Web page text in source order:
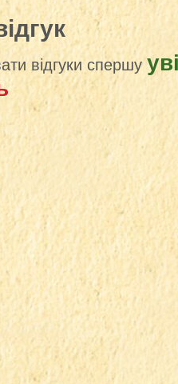
відгуки спершу